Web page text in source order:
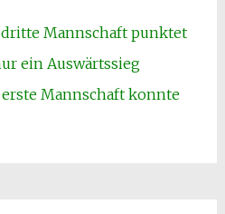
Mannschaft punktet
ein Auswärtssieg
Mannschaft konnte